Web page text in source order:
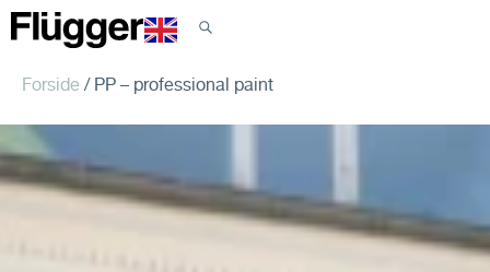
Forside / PP – professional paint